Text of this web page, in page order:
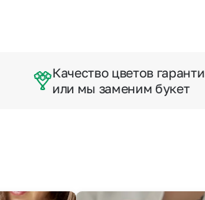
Качество цветов
или мы заменим букет